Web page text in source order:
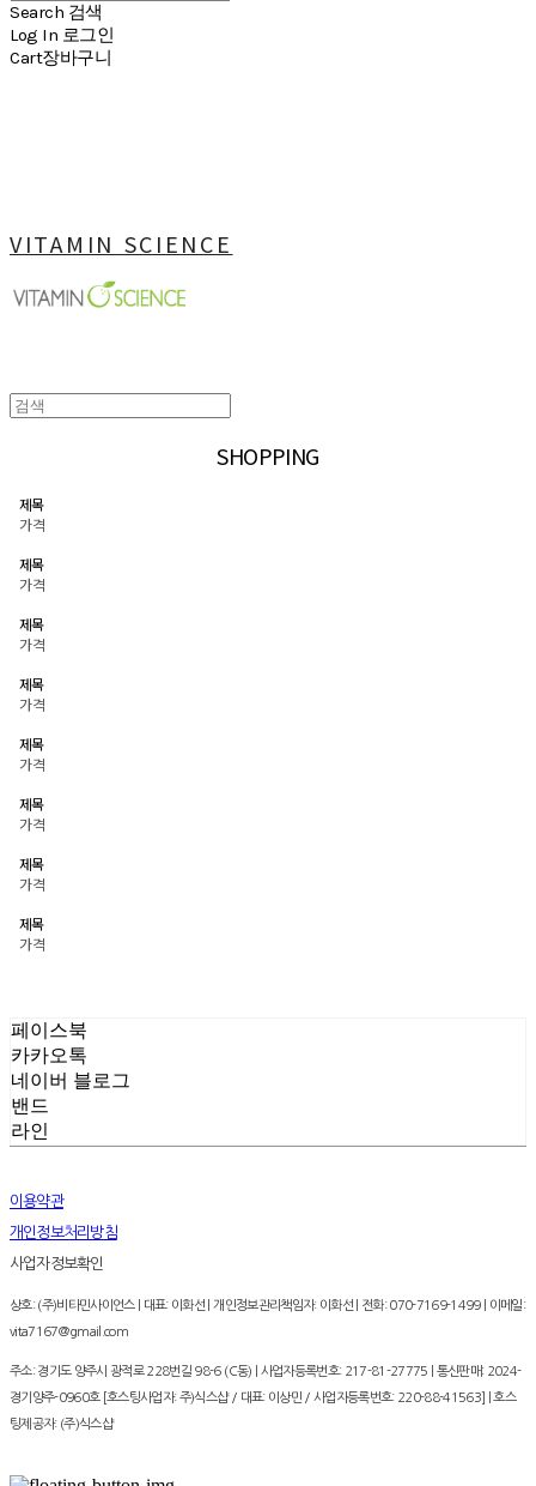
Search 검색
Log In 로그인
Cart장바구니
VITAMIN SCIENCE
SHOPPING
제목
가격
제목
가격
제목
가격
제목
가격
제목
가격
제목
가격
제목
가격
제목
가격
페이스북
카카오톡
네이버 블로그
밴드
라인
이용약관
개인정보처리방침
사업자정보확인
상호: (주)비타민사이언스 | 대표: 이화선 | 개인정보관리책임자: 이화선 | 전화: 070-7169-1499 | 이메일:
vita7167@gmail.com
주소: 경기도 양주시 광적로 228번길 98-6 (C동) | 사업자등록번호: 217-81-27775 | 통신판매: 2024-
경기양주-0960호 [호스팅사업자: 주)식스샵 / 대표: 이상민 / 사업자등록번호: 220-88-41563]
| 호스
팅제공자: (주)식스샵